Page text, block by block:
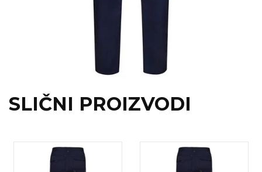
SLIČNI PROIZVODI